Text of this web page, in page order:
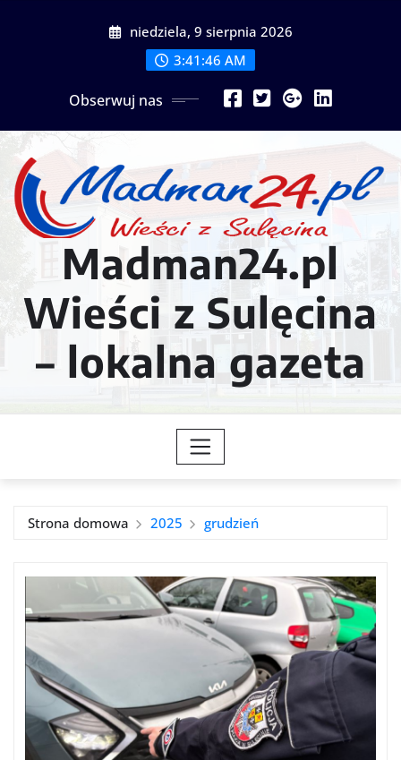
niedziela, 9 sierpnia 2026
3:41:48 AM
Obserwuj nas
Madman24.pl
Wieści z Sulęcina
– lokalna gazeta
Strona domowa 2025 grudzień